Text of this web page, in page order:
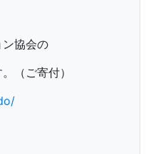
協会の
（ご寄付）